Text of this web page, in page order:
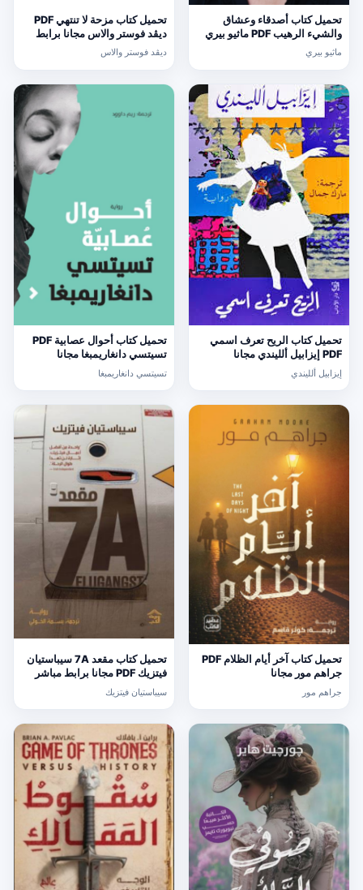
تحميل كتاب أصدقاء وعشاق
والشيء الرهيب PDF ماثيو بيري
مجانا برابط مباشر
ماثيو بيري
تحميل كتاب مزحة لا تنتهي PDF
ديڤد فوستر والاس مجانا برابط
مباشر
ديڤد فوستر والاس
تحميل كتاب الريح تعرف اسمي
PDF إيزابيل ألليندي مجانا
إيزابيل ألليندي
تحميل كتاب أحوال عصابية PDF
تسيتسي دانغاريمبغا مجانا
تسيتسي دانغاريمبغا
تحميل كتاب آخر أيام الظلام PDF
جراهم مور مجانا
جراهم مور
تحميل كتاب مقعد 7A سيباستيان
فيتزيك PDF مجانا برابط مباشر
سيباستيان فيتزيك